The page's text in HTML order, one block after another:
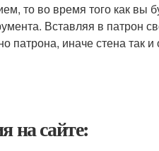
то во время того как вы
Вставляя в патрон
патрона, иначе стена так и
на сайте: